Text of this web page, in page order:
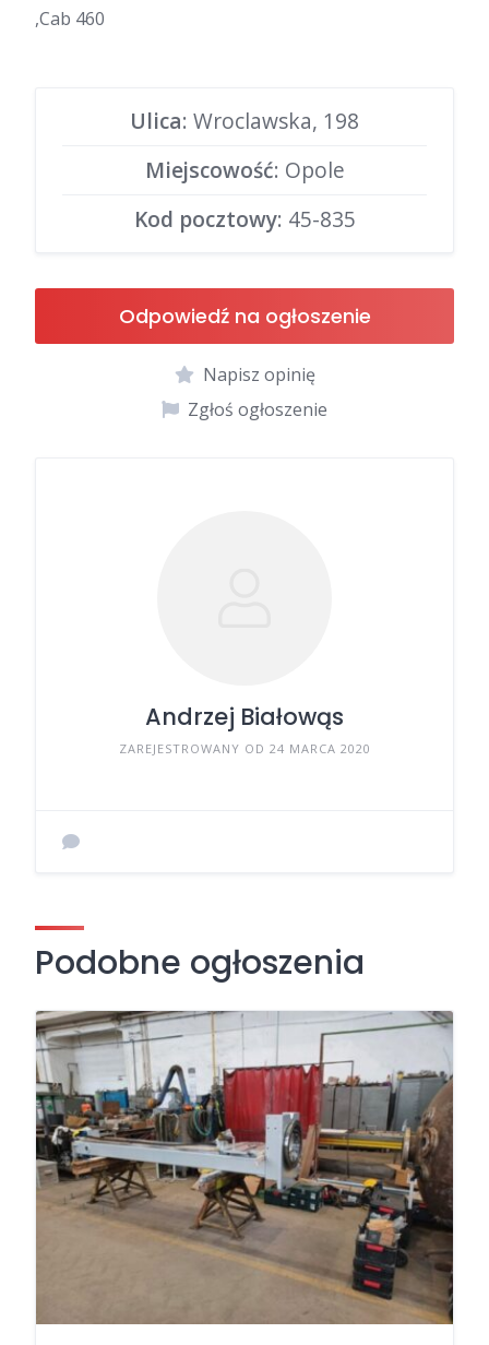
,Cab 460
Ulica: Wroclawska, 198
Miejscowość: Opole
Kod pocztowy: 45-835
Odpowiedź na ogłoszenie
Napisz opinię
Zgłoś ogłoszenie
Andrzej Białowąs
ZAREJESTROWANY OD 24 MARCA 2020
Podobne ogłoszenia